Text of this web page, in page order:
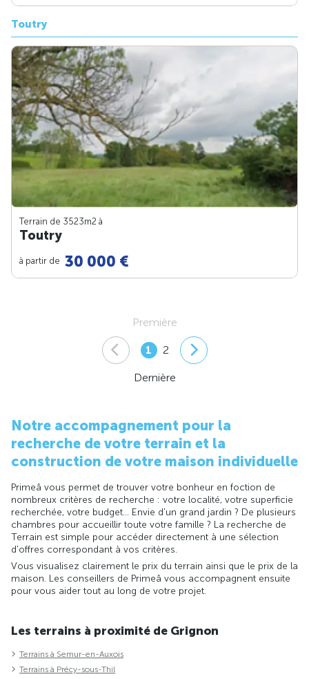
Toutry
Terrain de 3523m2 à
Toutry
à partir de 30 000 €
Première
1 2
Dernière
Notre accompagnement pour la
recherche de votre terrain et la
construction de votre maison individuelle
Primeâ vous permet de trouver votre bonheur en foction de
nombreux critères de recherche : votre localité, votre superficie
recherchée, votre budget... Envie d'un grand jardin ? De plusieurs
chambres pour accueillir toute votre famille ? La recherche de
Terrain est simple pour accéder directement à une sélection
d'offres correspondant à vos critères.
Vous visualisez clairement le prix du terrain ainsi que le prix de la
maison. Les conseillers de Primeâ vous accompagnent ensuite
pour vous aider tout au long de votre projet.
Les terrains à proximité de Grignon
Terrains à Semur-en-Auxois
Terrains à Précy-sous-Thil